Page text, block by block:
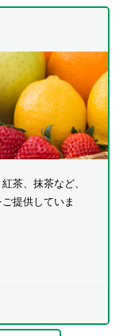
茶、抹茶など、
提供していま